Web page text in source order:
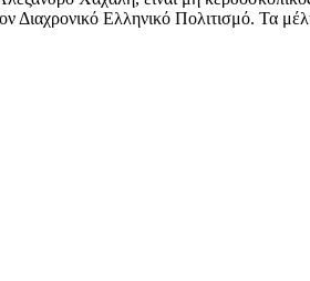
Ελληνικό Πολιτισμό. Τα